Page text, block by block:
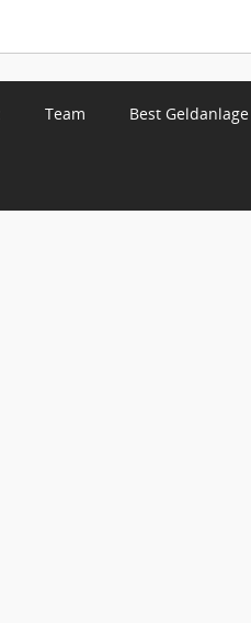
Team Best Geldanlage